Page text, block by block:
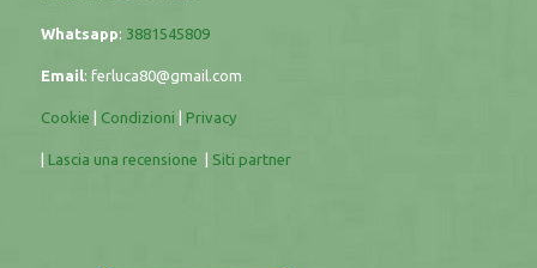
Whatsapp: 3881545809
Email: ferluca80@gmail.com
Cookie Condizioni Privacy
Lascia una recensione Siti partner